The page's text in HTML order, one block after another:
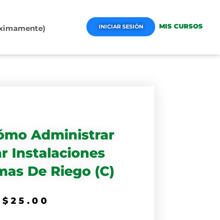
INICIAR SESIÓN MIS CURSOS
Administrar
Instalaciones
De Riego (C)
$ 25.00